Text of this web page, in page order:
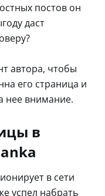
постов он
даст
автора, чтобы
его страница и
нее внимание.
в
в сети
успел набрать